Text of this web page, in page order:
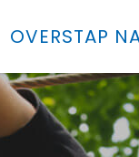
OVERSTAP